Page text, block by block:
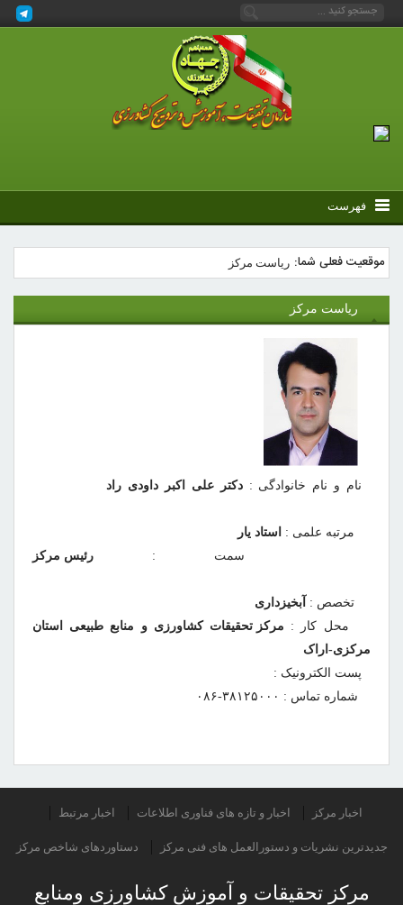
فهرست
موقعیت فعلی شما: ریاست مرکز
ریاست مرکز
نام و نام خانوادگی :دکتر علی اکبر داودی راد
مرتبه علمی : استاد یار
سمت : رئیس مرکز
تخصص : آبخیزداری
محل کار : مرکز تحقیقات کشاورزی و منابع طبیعی استان
مرکزی-اراک
پست الکترونیک :
شماره تماس : ۳۸۱۲۵۰۰۰-۰۸۶
اخبار مرکز اخبار و تازه های فناوری اطلاعات اخبار مرتبط
جدیدترین نشریات و دستورالعمل های فنی مرکز دستاوردهای شاخص مرکز
مرکز تحقیقات و آموزش کشاورزی ومنابع